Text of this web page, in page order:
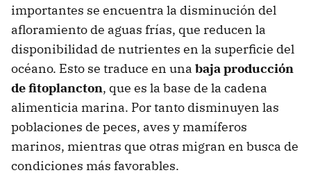
importantes se encuentra la disminución del
afloramiento de aguas frías, que reducen la
disponibilidad de nutrientes en la superficie del
océano. Esto se traduce en una baja producción
de fitoplancton, que es la base de la cadena
alimenticia marina. Por tanto disminuyen las
poblaciones de peces, aves y mamíferos
marinos, mientras que otras migran en busca de
condiciones más favorables.